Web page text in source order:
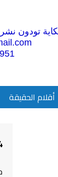
تودون
أقلام الحقيقة